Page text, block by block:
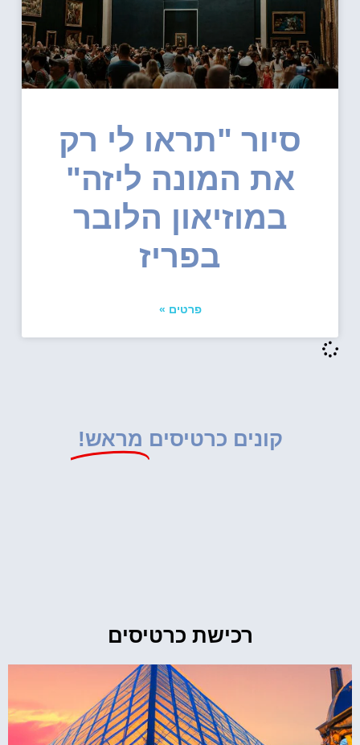
סיור "תראו לי רק
את המונה ליזה"
במוזיאון הלובר
בפריז
פרטים »
קונים כרטיסים מראש!
רכישת כרטיסים